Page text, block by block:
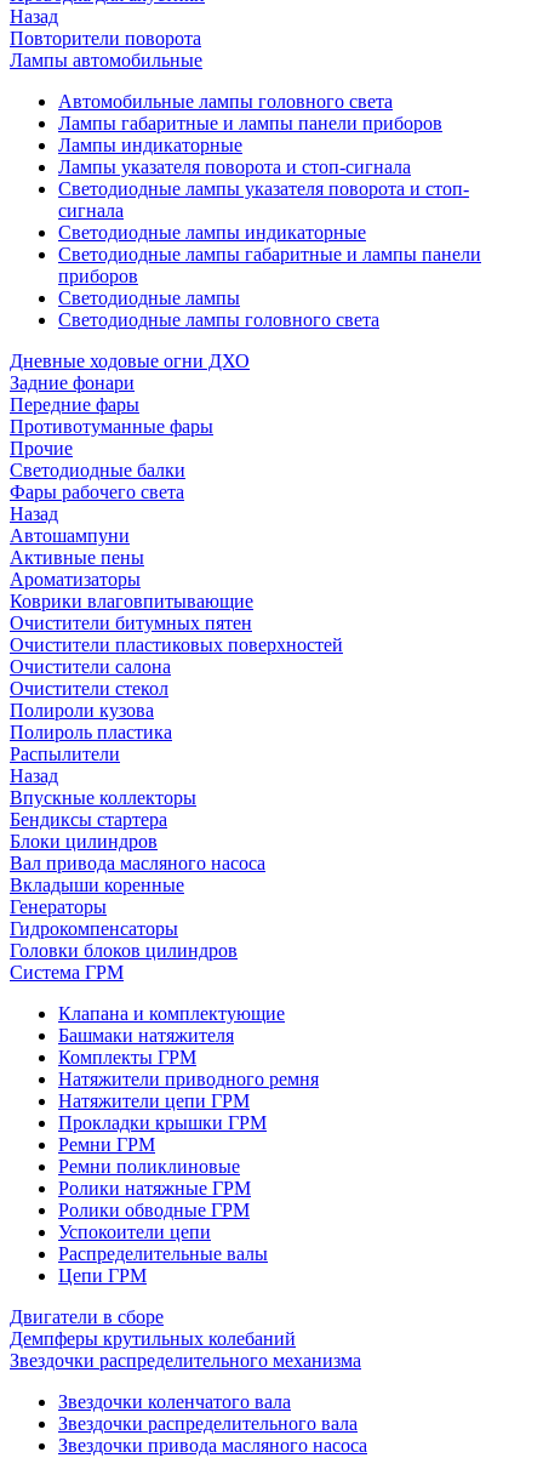
Назад
Повторители поворота
Лампы автомобильные
Автомобильные лампы головного света
Лампы габаритные и лампы панели приборов
Лампы индикаторные
Лампы указателя поворота и стоп-сигнала
Светодиодные лампы указателя поворота и стоп-
сигнала
Светодиодные лампы индикаторные
Светодиодные лампы габаритные и лампы панели
приборов
Светодиодные лампы
Светодиодные лампы головного света
Дневные ходовые огни ДХО
Задние фонари
Передние фары
Противотуманные фары
Прочие
Светодиодные балки
Фары рабочего света
Назад
Автошампуни
Активные пены
Ароматизаторы
Коврики влаговпитывающие
Очистители битумных пятен
Очистители пластиковых поверхностей
Очистители салона
Очистители стекол
Полироли кузова
Полироль пластика
Распылители
Назад
Впускные коллекторы
Бендиксы стартера
Блоки цилиндров
Вал привода масляного насоса
Вкладыши коренные
Генераторы
Гидрокомпенсаторы
Головки блоков цилиндров
Система ГРМ
Клапана и комплектующие
Башмаки натяжителя
Комплекты ГРМ
Натяжители приводного ремня
Натяжители цепи ГРМ
Прокладки крышки ГРМ
Ремни ГРМ
Ремни поликлиновые
Ролики натяжные ГРМ
Ролики обводные ГРМ
Успокоители цепи
Распределительные валы
Цепи ГРМ
Двигатели в сборе
Демпферы крутильных колебаний
Звездочки распределительного механизма
Звездочки коленчатого вала
Звездочки распределительного вала
Звездочки привода масляного насоса